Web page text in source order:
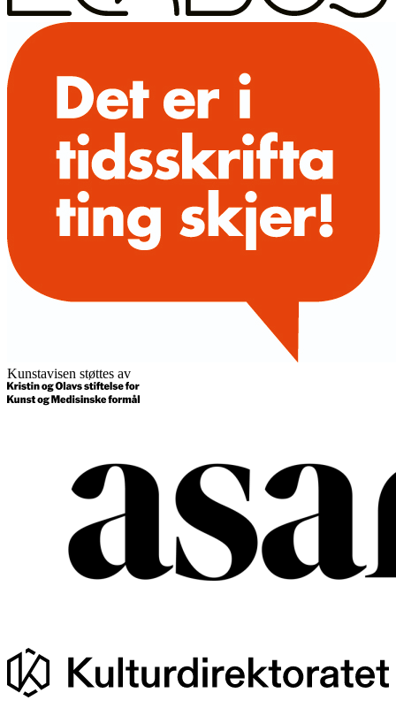
Kunstavisen støttes av